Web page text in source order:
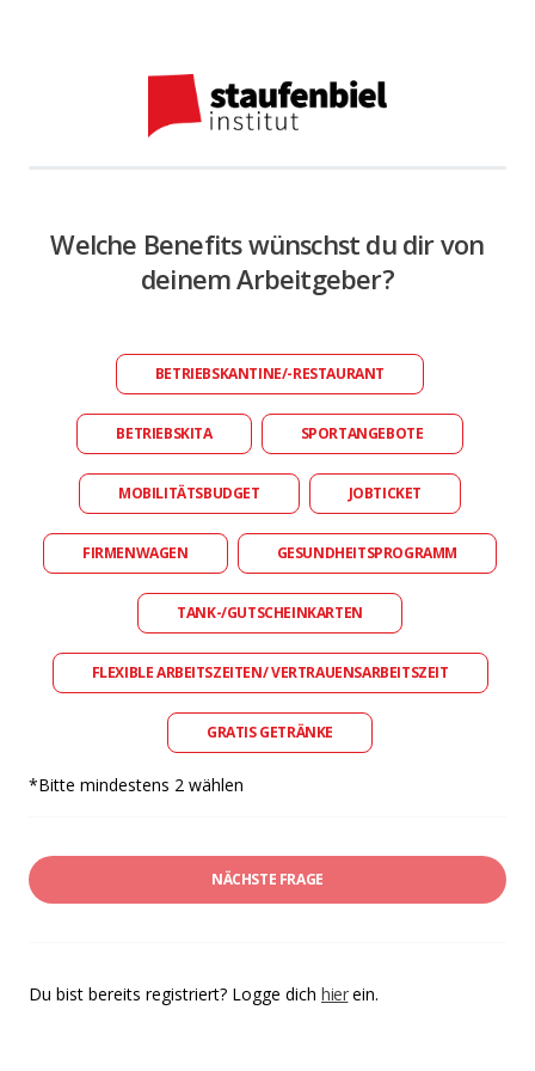
Welche Benefits wünschst du dir von
deinem Arbeitgeber?
BETRIEBSKANTINE/-RESTAURANT
BETRIEBSKITA SPORTANGEBOTE
MOBILITÄTSBUDGET JOBTICKET
FIRMENWAGEN GESUNDHEITSPROGRAMM
TANK-/GUTSCHEINKARTEN
FLEXIBLE ARBEITSZEITEN/ VERTRAUENSARBEITSZEIT
GRATIS GETRÄNKE
*Bitte mindestens 2 wählen
NÄCHSTE FRAGE
Du bist bereits registriert? Logge dich hierein.